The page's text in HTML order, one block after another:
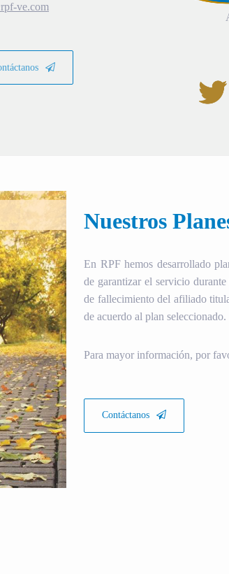
ve.com
Nuestros
En RPF hemos desarrollado
de garantizar el servicio
de fallecimiento del afiliado
de acuerdo al plan seleccionado.
Para mayor información, por
Contáctanos